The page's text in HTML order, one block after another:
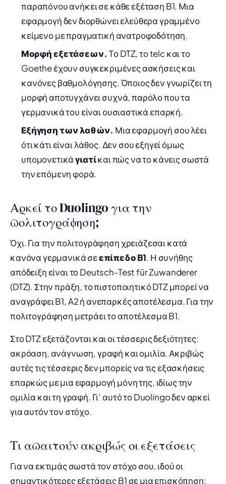
παραπόνου ανήκει σε κάθε εξέταση B1. Μια
εφαρμογή δεν διορθώνει ελεύθερα γραμμένο
κείμενο με πραγματική ανατροφοδότηση.
Μορφή εξετάσεων.Το DTZ, το telc και το
Goethe έχουν συγκεκριμένες ασκήσεις και
κανόνες βαθμολόγησης. Όποιος δεν γνωρίζει τη
μορφή αποτυγχάνει συχνά, παρόλο που τα
γερμανικά του είναι ουσιαστικά επαρκή.
Εξήγηση των λαθών. Μια εφαρμογή σου λέει
ότι κάτι είναι λάθος. Δεν σου εξηγεί όμως
υπομονετικάγιατίκαι πώς να το κάνεις σωστά
την επόμενη φορά.
Αρκεί το Duolingo για την
πολιτογράφηση;
Όχι. Για την πολιτογράφηση χρειάζεσαι κατά
κανόνα γερμανικά σεεπίπεδο B1. Η συνήθης
απόδειξη είναι το Deutsch-Test für Zuwanderer
(DTZ). Στην πράξη, το πιστοποιητικό DTZ μπορεί να
αναγράφει B1, A2 ή ανεπαρκές αποτέλεσμα. Για την
πολιτογράφηση μετράει το αποτέλεσμα B1.
Στο DTZ εξετάζονται και οι τέσσερις δεξιότητες:
ακρόαση, ανάγνωση, γραφή και ομιλία. Ακριβώς
αυτές τις τέσσερις δεν μπορείς να τις εξασκήσεις
επαρκώς με μια εφαρμογή μόνη της, ιδίως την
ομιλία και τη γραφή. Γι’ αυτό το Duolingo δεν αρκεί
για αυτόν τον στόχο.
Τι απαιτούν ακριβώς οι εξετάσεις
Για να εκτιμάς σωστά τον στόχο σου, ιδού οι
σημαντικότερες εξετάσεις B1 σε μια επισκόπηση: